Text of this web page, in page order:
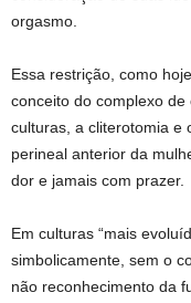
orgasmo.
Essa restrição, como
conceito do complexo
culturas, a cliterotomia e
perineal anterior da
dor e jamais com prazer.
Em culturas “mais
simbolicamente, sem o
não reconhecimento da